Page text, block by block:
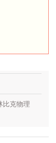
比克物理